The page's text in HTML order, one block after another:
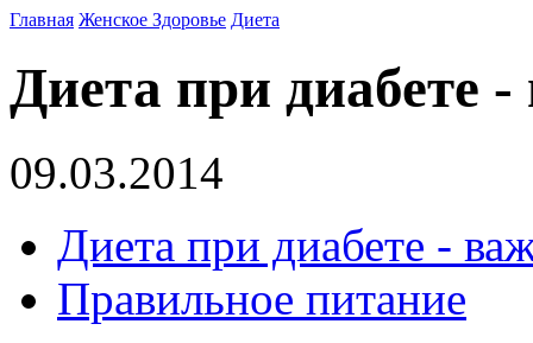
Главная Женское Здоровье Диета
Диета при диабете
09.03.2014
Диета при диабете -
Правильное питание